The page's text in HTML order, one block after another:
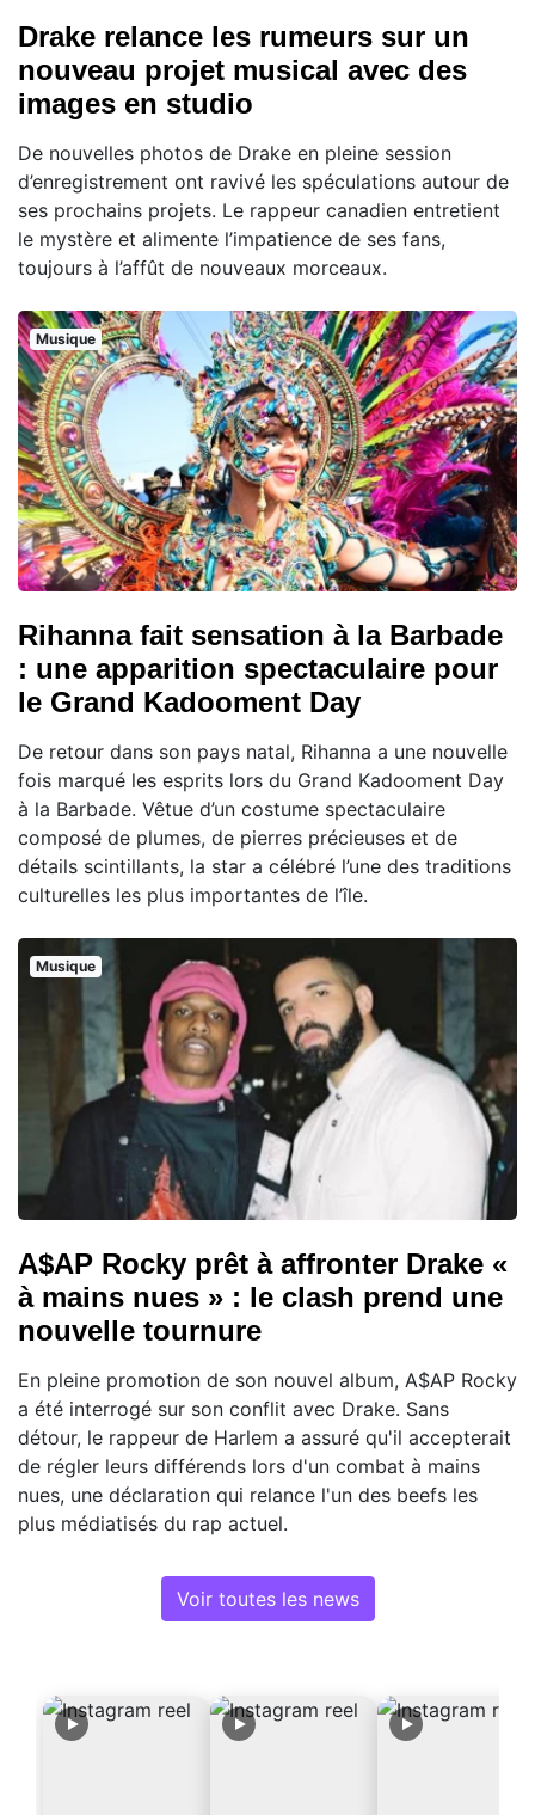
Drake relance les rumeurs sur un
nouveau projet musical avec des
images en studio
De nouvelles photos de Drake en pleine session
d’enregistrement ont ravivé les spéculations autour de
ses prochains projets. Le rappeur canadien entretient
le mystère et alimente l’impatience de ses fans,
toujours à l’affût de nouveaux morceaux.
Musique
Rihanna fait sensation à la Barbade
: une apparition spectaculaire pour
le Grand Kadooment Day
De retour dans son pays natal, Rihanna a une nouvelle
fois marqué les esprits lors du Grand Kadooment Day
à la Barbade. Vêtue d’un costume spectaculaire
composé de plumes, de pierres précieuses et de
détails scintillants, la star a célébré l’une des traditions
culturelles les plus importantes de l’île.
Musique
A$AP Rocky prêt à affronter Drake «
à mains nues » : le clash prend une
nouvelle tournure
En pleine promotion de son nouvel album, A$AP Rocky
a été interrogé sur son conflit avec Drake. Sans
détour, le rappeur de Harlem a assuré qu'il accepterait
de régler leurs différends lors d'un combat à mains
nues, une déclaration qui relance l'un des beefs les
plus médiatisés du rap actuel.
Voir toutes les news